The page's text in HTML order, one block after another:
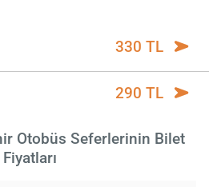
330 TL
290 TL
Otobüs Seferlerinin Bilet
Fiyatları